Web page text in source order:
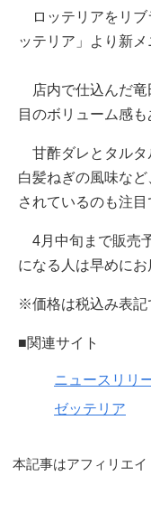
ロッテリアをリブ
ッテリア」より新メ
店内で仕込んだ竜
目のボリューム感
甘酢ダレとタルタ
白髪ねぎの風味な
されているのも注目
4月中旬まで販売
になる人は早めにお
※価格は税込み表記
■関連サイト
ニュースリリ
ゼッテリア
本記事はアフィリエ